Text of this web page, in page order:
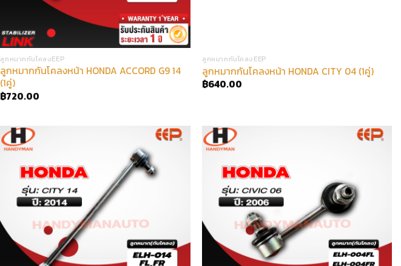
ลูกหมากกันโคลงEEP
ลูกหมากกันโคลงหน้า HONDA ACCORD G9 14
(1คู่)
฿720.00
ลูกหมากกันโคลงEEP
ลูกหมากกันโคลงหน้า HONDA CITY 04 (1คู่)
฿640.00